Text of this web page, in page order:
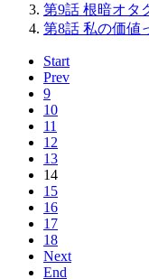
第9話 根暗オタ
第8話 私の価
Start
Prev
9
10
11
12
13
14
15
16
17
18
Next
End